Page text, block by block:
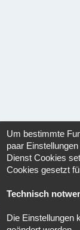
Cookie-
löschen
Um bestimmte
paar
Dienst Cookies
Cookies gesetzt
Technisch
Die Einstellungen